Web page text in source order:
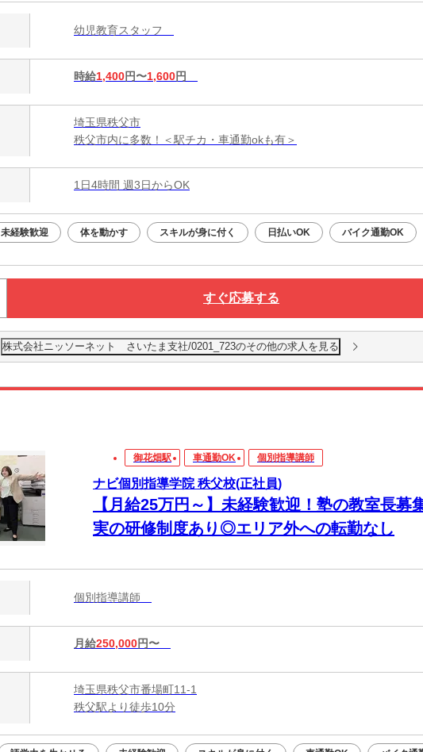
幼児教育スタッフ
時給1,400円〜1,600円
埼玉県秩父市
秩父市内に多数！＜駅チカ・車通勤okも有＞
1日4時間 週3日からOK
未経験歓迎 体を動かす スキルが身に付く 日払いOK バイク通勤OK
すぐ応募する
株式会社ニッソーネット さいたま支社/0201_723のその他の求人を見る
御花畑駅 車通勤OK 個別指導講師
ナビ個別指導学院 秩父校(正社員)
【月給25万円～】未経験歓迎！塾の教室長募
実の研修制度あり◎エリア外への転勤なし
個別指導講師
月給250,000円〜
埼玉県秩父市番場町11-1
秩父駅より徒歩10分